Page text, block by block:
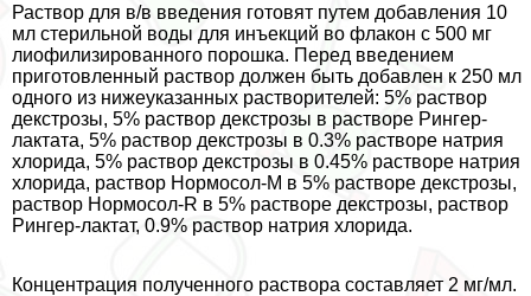
Раствор для в/в введения готовят путем добавления 10
мл стерильной воды для инъекций во флакон с 500 мг
лиофилизированного порошка. Перед введением
приготовленный раствор должен быть добавлен к 250 мл
одного из нижеуказанных растворителей: 5% раствор
декстрозы, 5% раствор декстрозы в растворе Рингер-
лактата, 5% раствор декстрозы в 0.3% растворе натрия
хлорида, 5% раствор декстрозы в 0.45% растворе натрия
хлорида, раствор Нормосол-М в 5% растворе декстрозы,
раствор Нормосол-R в 5% растворе декстрозы, раствор
Рингер-лактат, 0.9% раствор натрия хлорида.
Концентрация полученного раствора составляет 2 мг/мл.